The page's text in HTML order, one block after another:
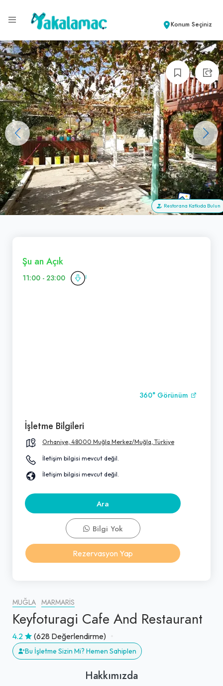
Konum Seçiniz
+100
Restorana Katkıda Bulun
MUĞLA MARMARIS
Keyfoturagi Cafe And Restaurant
4.2 (628 Değerlendirme)
Bu İşletme Sizin Mi? Hemen Sahiplen
Hakkımızda
Şu an Açık
11:00 - 23:00
360° Görünüm
İşletme Bilgileri
Orhaniye, 48000 Muğla Merkez/Muğla, Türkiye
İletişim bilgisi mevcut değil.
İletişim bilgisi mevcut değil.
Ara
Bilgi Yok
Rezervasyon Yap